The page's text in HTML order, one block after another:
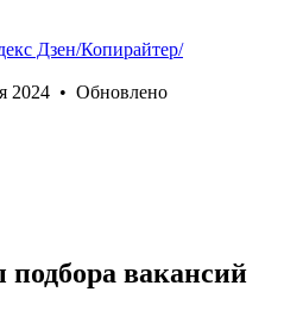
Дзен/Копирайтер/
2024 • Обновлено
вакансий